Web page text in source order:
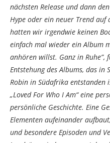
nächsten Release und dann
Hype oder ein neuer Trend
hatten wir irgendwie keinen
einfach mal wieder ein Album
anhören willst. Ganz in
Entstehung des Albums, das in
Robin in Südafrika entstanden
„Loved For Who I Am“ eine
persönliche Geschichte. Eine
Elementen aufeinander
und besondere Episoden und